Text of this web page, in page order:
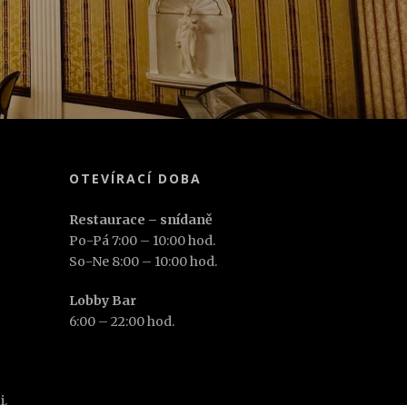
OTEVÍRACÍ DOBA
Restaurace – snídaně
Po-Pá 7:00 – 10:00 hod.
So-Ne 8:00 – 10:00 hod.
Lobby Bar
6:00 – 22:00 hod.